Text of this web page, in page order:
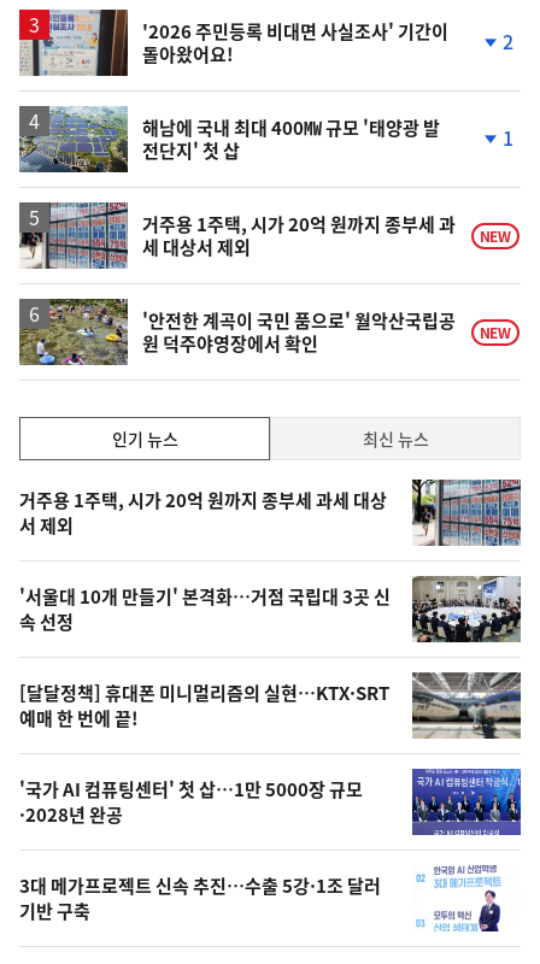
'2026 주민등록 비대면 사실조사' 기간이
돌아왔어요!
계
2
해남에 국내 최대 400㎿ 규모 '태양광 발
전단지' 첫 삽
계
락
1
거주용 1주택, 시가 20억 원까지 종부세 과
세 대상서 제외
NEW
'안전한 계곡이 국민 품으로' 월악산국립공
원 덕주야영장에서 확인
NEW
기,
최
신,
오
늘
의
영
상
오
늘
의
사
진
인기 뉴스 최신 뉴스
기
뉴
스
거주용 1주택, 시가 20억 원까지 종부세 과세 대상
서 제외
'서울대 10개 만들기' 본격화…거점 국립대 3곳 신
속 선정
[달달정책] 휴대폰 미니멀리즘의 실현…KTX·SRT
예매 한 번에 끝!
'국가 AI 컴퓨팅센터' 첫 삽…1만 5000장 규모
·2028년 완공
3대 메가프로젝트 신속 추진…수출 5강·1조 달러
기반 구축